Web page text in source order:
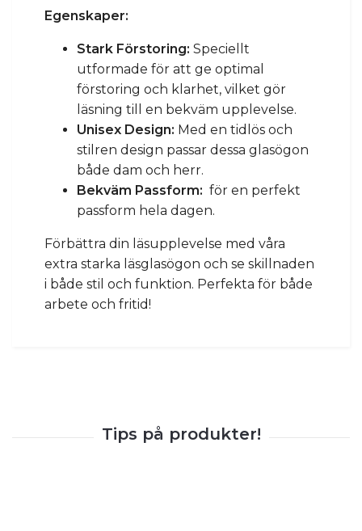
Egenskaper:
Stark Förstoring: Speciellt
utformade för att ge optimal
förstoring och klarhet, vilket gör
läsning till en bekväm upplevelse.
Unisex Design: Med en tidlös och
stilren design passar dessa glasögon
både dam och herr.
Bekväm Passform: för en perfekt
passform hela dagen.
Förbättra din läsupplevelse med våra
extra starka läsglasögon och se skillnaden
i både stil och funktion. Perfekta för både
arbete och fritid!